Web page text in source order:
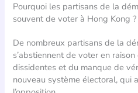
Pourquoi les partisans de la
souvent de voter à Hong Kong ?
De nombreux partisans de la
s’abstiennent de voter en
dissidentes et du manque de
nouveau système électoral, qui